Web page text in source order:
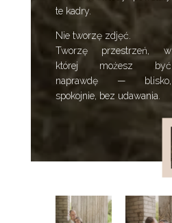
te kadry.
Nie tworzę zdjęć.
Tworzę przestrzeń, w
której możesz być
naprawdę — blisko,
spokojnie, bez udawania.